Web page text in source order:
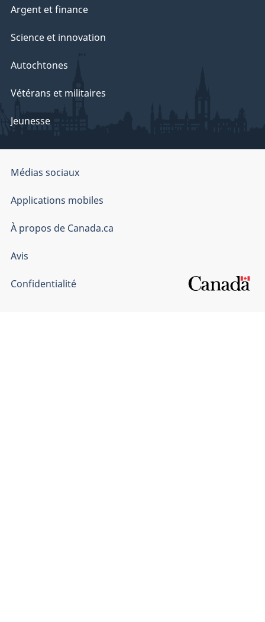
Argent et finance
Science et innovation
Autochtones
Vétérans et militaires
Jeunesse
Organisation
du
gouvernement
du
Canada
Médias sociaux
Applications mobiles
À propos de Canada.ca
Avis
Confidentialité